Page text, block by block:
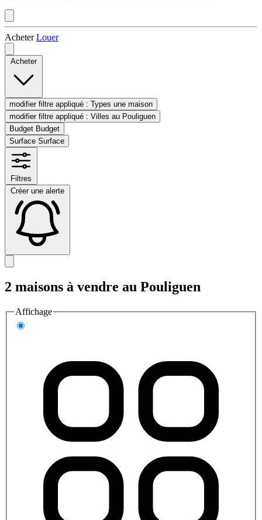
AcheterLouer
Acheter
modifier filtre appliqué : Types une maison
modifier filtre appliqué : Villes au Pouliguen
Budget Budget
Surface Surface
Filtres
Créer une alerte
2 maisons à vendre au Pouliguen
Affichage